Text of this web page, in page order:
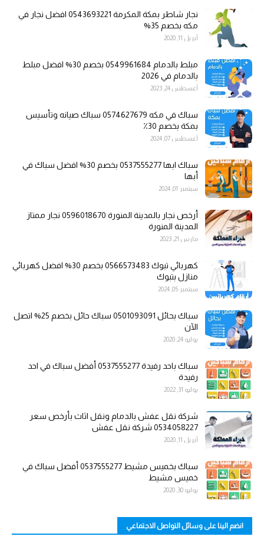
نجار شاطر بمكة المكرمة 0543693221 افضل نجار في
مكه بخصم 35%
أبريل 11, 2020
مبلط بالدمام 0549961684 بخصم 30% افضل مبلط
بالدمام في 2026
أغسطس 24, 2023
سباك في مكه 0574627679 سباك صيانه وتأسيس
بمكة بخصم 30٪
أغسطس 07, 2024
سباك ابها 0537555277 بخصم 30% افضل سباك في
أبها
سبتمبر 01, 2024
أرخص نجار بالمدينة المنورة 0596018670 نجار ممتاز
المدينة المنورة
مارس 21, 2023
كهربائي تبوك 0566573483 بخصم 30% افضل كهربائي
منازل بتبوك
سبتمبر 05, 2024
سباك بحائل 0501093091 سباك حائل بخصم 25% اتصل
الآن
يوليو 24, 2020
سباك باحد رفيدة 0537555277 أفضل سباك في احد
رفيدة
يوليو 31, 2022
شركة نقل عفش بالدمام ونقل اثاث بأرخص سعر
0534058227 شركة نقل عفش
أبريل 11, 2020
سباك بخميس مشيط 0537555277 أفضل سباك في
خميس مشيط
يوليو 30, 2020
انضم الينا على وسائل التواصل الاجتماعي